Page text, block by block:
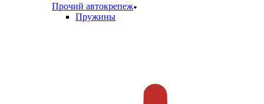
Прочий автокрепеж
Пружины